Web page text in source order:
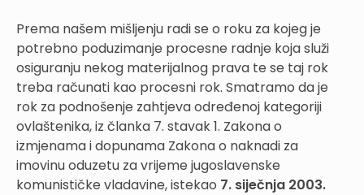
Prema našem mišljenju radi se o roku za kojeg je
potrebno poduzimanje procesne radnje koja služi
osiguranju nekog materijalnog prava te se taj rok
treba računati kao procesni rok. Smatramo da je
rok za podnošenje zahtjeva određenoj kategoriji
ovlaštenika, iz članka 7. stavak 1. Zakona o
izmjenama i dopunama Zakona o naknadi za
imovinu oduzetu za vrijeme jugoslavenske
komunističke vladavine, istekao 7. siječnja 2003.